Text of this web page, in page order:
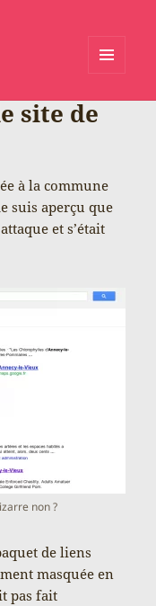
WIDGETS
site de
à la commune
suis aperçu que
et s’était
non ?
de liens
masquée en
pas fait